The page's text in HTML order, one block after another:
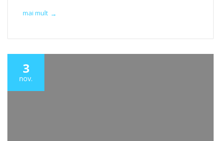
mai mult →
3
nov.